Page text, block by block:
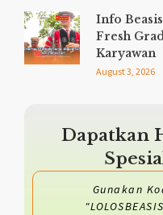
Info
Fresh
Karyawan
August 3, 2026
Dapatkan
Gunakan